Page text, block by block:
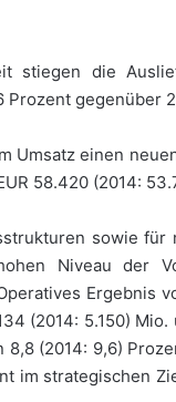
stiegen die
Prozent gegenüber
Umsatz einen
58.420 (2014:
sowie für
Niveau der
Ergebnis
(2014: 5.150) Mio.
(2014: 9,6)
im strategischen